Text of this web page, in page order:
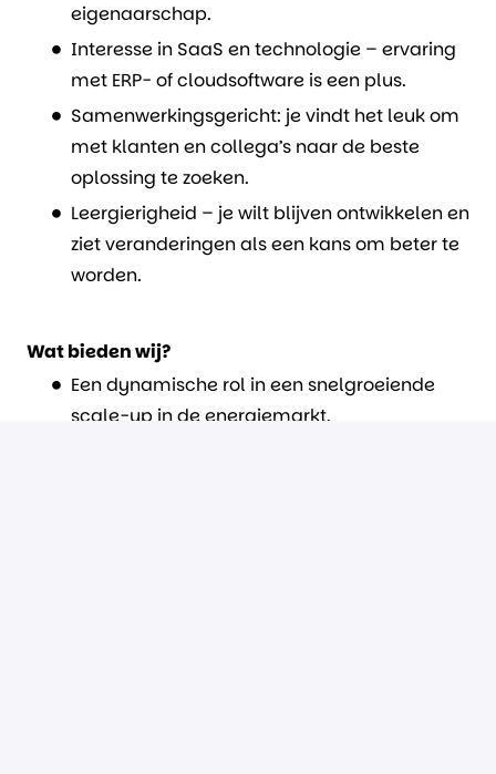
eigenaarschap.
Interesse in SaaS en technologie – ervaring
met ERP- of cloudsoftware is een plus.
Samenwerkingsgericht: je vindt het leuk om
met klanten en collega’s naar de beste
oplossing te zoeken.
Leergierigheid – je wilt blijven ontwikkelen en
ziet veranderingen als een kans om beter te
worden.
Wat bieden wij?
Een dynamische rol in een snelgroeiende
scale-up in de energiemarkt.